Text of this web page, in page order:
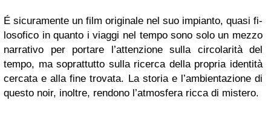
É si­cu­ra­men­te un film ori­gi­na­le nel suo im­pian­to, quasi fi­
lo­so­fi­co in quan­to i viag­gi nel tempo sono solo un mezzo
nar­ra­ti­vo per por­ta­re l’at­ten­zio­ne sulla cir­co­la­ri­tà del
tempo, ma so­prat­tut­to sulla ri­cer­ca della pro­pria iden­ti­tà
cer­ca­ta e alla fine tro­va­ta. La sto­ria e l’am­bien­ta­zio­ne di
que­sto noir, inol­tre, ren­do­no l’at­mo­sfe­ra ricca di mi­ste­ro.